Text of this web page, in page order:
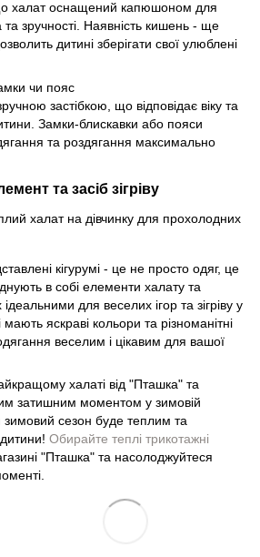
халат оснащений капюшоном для
та зручності. Наявність кишень - ще
дитині зберігати свої улюблені
чи пояс
застібкою, що відповідає віку та
Замки-блискавки або пояси
та роздягання максимально
та засіб зігріву
кігурумі - це не просто одяг, це
в собі елементи халату та
для веселих ігор та зігріву у
яскраві кольори та різноманітні
веселим і цікавим для вашої
халаті від "Пташка" та
затишним моментом у зимовій
сезон буде теплим та
Обирайте теплі трикотажні
"Пташка" та насолоджуйтеся